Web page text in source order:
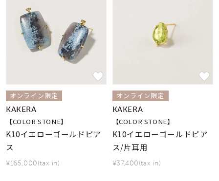
オンライン限定
KAKERA
【COLOR STONE】
K10イエローゴールドピア
ス
¥165,000(tax in)
オンライン限定
KAKERA
【COLOR STONE】
K10イエローゴールドピア
ス/片耳用
¥37,400(tax in)